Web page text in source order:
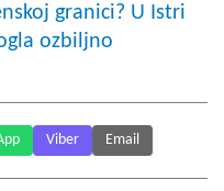
granici? U Istri
ozbiljno
Viber Email